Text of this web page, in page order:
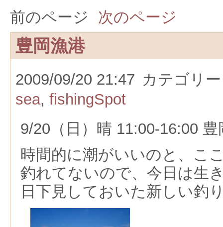
前のページ 次のページ
豊岡漁港
2009/09/20 21:47 カテゴリ
sea, fishingSpot
9/20（日）晴 11:00-16:00
時間的に潮がいいのと、こ
釣れてないので、今日は生
日下見しておいた新しい釣